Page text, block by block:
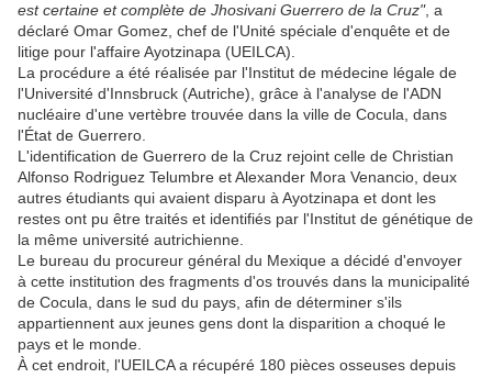
est certaine et complète de Jhosivani Guerrero de la Cruz", a
déclaré Omar Gomez, chef de l'Unité spéciale d'enquête et de
litige pour l'affaire Ayotzinapa (UEILCA).
La procédure a été réalisée par l'Institut de médecine légale de
l'Université d'Innsbruck (Autriche), grâce à l'analyse de l'ADN
nucléaire d'une vertèbre trouvée dans la ville de Cocula, dans
l'État de Guerrero.
L'identification de Guerrero de la Cruz rejoint celle de Christian
Alfonso Rodriguez Telumbre et Alexander Mora Venancio, deux
autres étudiants qui avaient disparu à Ayotzinapa et dont les
restes ont pu être traités et identifiés par l'Institut de génétique de
la même université autrichienne.
Le bureau du procureur général du Mexique a décidé d'envoyer
à cette institution des fragments d'os trouvés dans la municipalité
de Cocula, dans le sud du pays, afin de déterminer s'ils
appartiennent aux jeunes gens dont la disparition a choqué le
pays et le monde.
À cet endroit, l'UEILCA a récupéré 180 pièces osseuses depuis